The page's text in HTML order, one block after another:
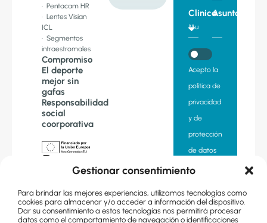
Gestionar consentimiento
Para brindar las mejores experiencias, utilizamos tecnologías como
cookies para almacenar y/o acceder a información del dispositivo.
Dar su consentimiento a estas tecnologías nos permitirá procesar
datos como el comportamiento de navegación o identificaciones
· Pentacam HR
· Lentes Visian
ICL
· Segmentos
intraestromales
Compromiso
El deporte
mejor sin
gafas
Responsabilidad
social
coorporativa
«Financiado
por la Unión
Next
Generation EU.
Sin embargo,
los puntos de
ClinicaAsunto
Acepto la
política de
privacidad
y de
protección
de datos
suscribirme
a la